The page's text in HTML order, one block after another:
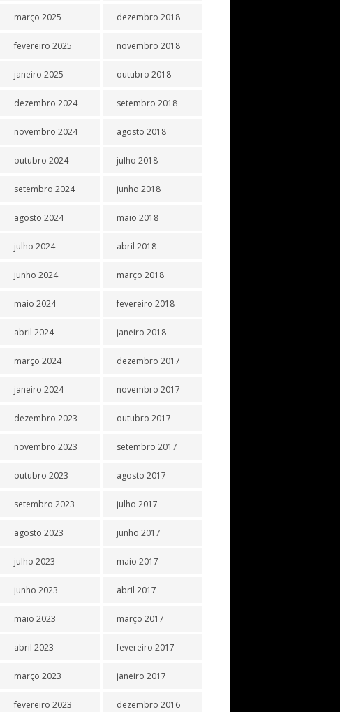
março 2025
fevereiro 2025
janeiro 2025
dezembro 2024
novembro 2024
outubro 2024
setembro 2024
agosto 2024
julho 2024
junho 2024
maio 2024
abril 2024
março 2024
janeiro 2024
dezembro 2023
novembro 2023
outubro 2023
setembro 2023
agosto 2023
julho 2023
junho 2023
maio 2023
abril 2023
março 2023
fevereiro 2023
dezembro 2018
novembro 2018
outubro 2018
setembro 2018
agosto 2018
julho 2018
junho 2018
maio 2018
abril 2018
março 2018
fevereiro 2018
janeiro 2018
dezembro 2017
novembro 2017
outubro 2017
setembro 2017
agosto 2017
julho 2017
junho 2017
maio 2017
abril 2017
março 2017
fevereiro 2017
janeiro 2017
dezembro 2016